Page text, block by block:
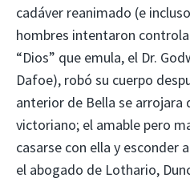
cadáver reanimado (e
hombres intentaron
“Dios” que emula, el Dr.
Dafoe), robó su cuerpo
anterior de Bella se arrojara
victoriano; el amable pero
casarse con ella y esconder
el abogado de Lothario,